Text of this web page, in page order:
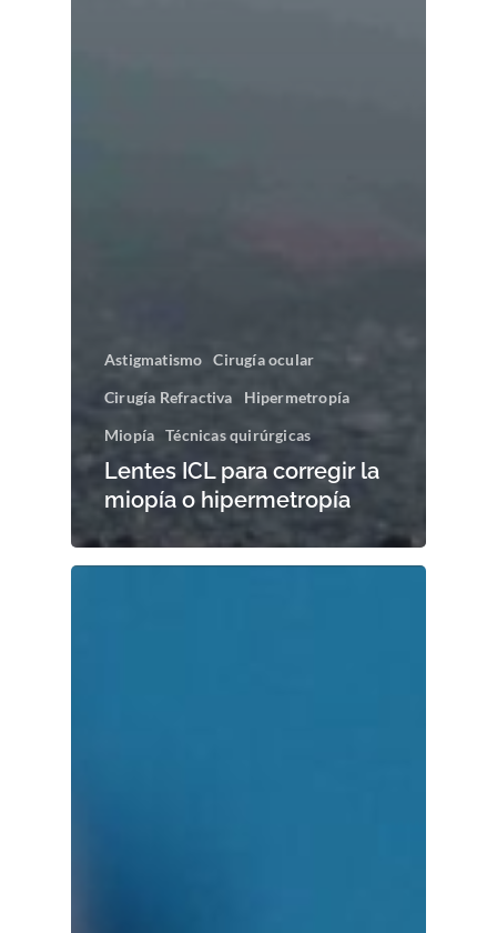
Astigmatismo
Cirugía ocular
Cirugía Refractiva
Hipermetropía
Miopía
Técnicas quirúrgicas
Lentes ICL para corregir la
miopía o hipermetropía